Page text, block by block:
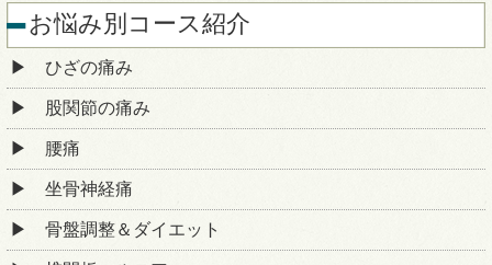
お悩み別コース紹介
ひざの痛み
股関節の痛み
腰痛
坐骨神経痛
骨盤調整＆ダイエット